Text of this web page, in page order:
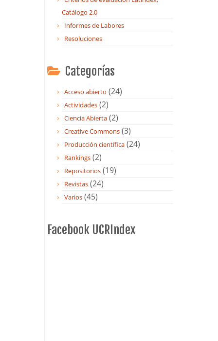
Catálogo 2.0
Informes de Labores
Resoluciones
Categorías
Acceso abierto (24)
Actividades (2)
Ciencia Abierta (2)
Creative Commons (3)
Producción científica (24)
Rankings (2)
Repositorios (19)
Revistas (24)
Varios (45)
Facebook UCRIndex